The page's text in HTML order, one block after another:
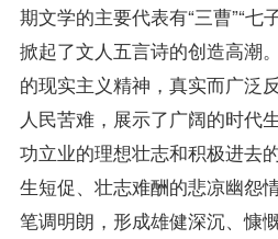
期文学的主要代表有“三曹”“七
掀起了文人五言诗的创造高潮
的现实主义精神，真实而广泛
人民苦难，展示了广阔的时代
功立业的理想壮志和积极进去
生短促、壮志难酬的悲凉幽怨
笔调明朗，形成雄健深沉、慷